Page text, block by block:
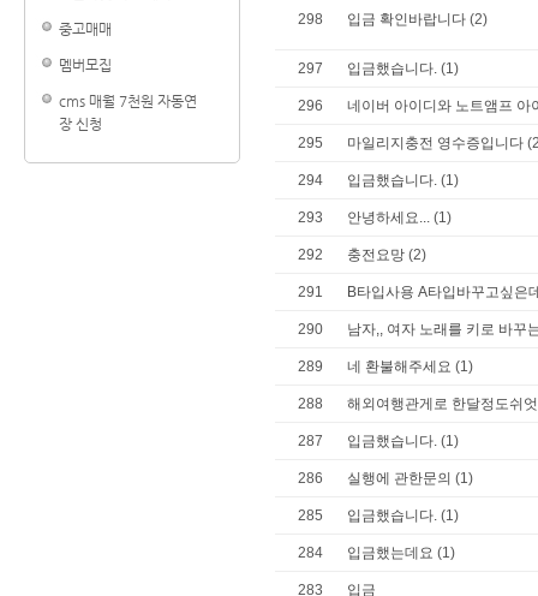
중고매매
멤버모집
cms 매월 7천원 자동연
장 신청
298 입금 확인바랍니다 (2)
297 입금했습니다. (1)
296 네이버 아이디와 노트앰프 아
295 마일리지충전 영수증입니다
294 입금했습니다. (1)
293 안녕하세요... (1)
292 충전요망 (2)
291 B타입사용 A타입바꾸고싶은
290 남자,, 여자 노래를 키로 바꾸
289 네 환불해주세요 (1)
288 해외여행관게로 한달정도쉬
287 입금했습니다. (1)
286 실행에 관한문의 (1)
285 입금했습니다. (1)
284 입금했는데요 (1)
283 입금